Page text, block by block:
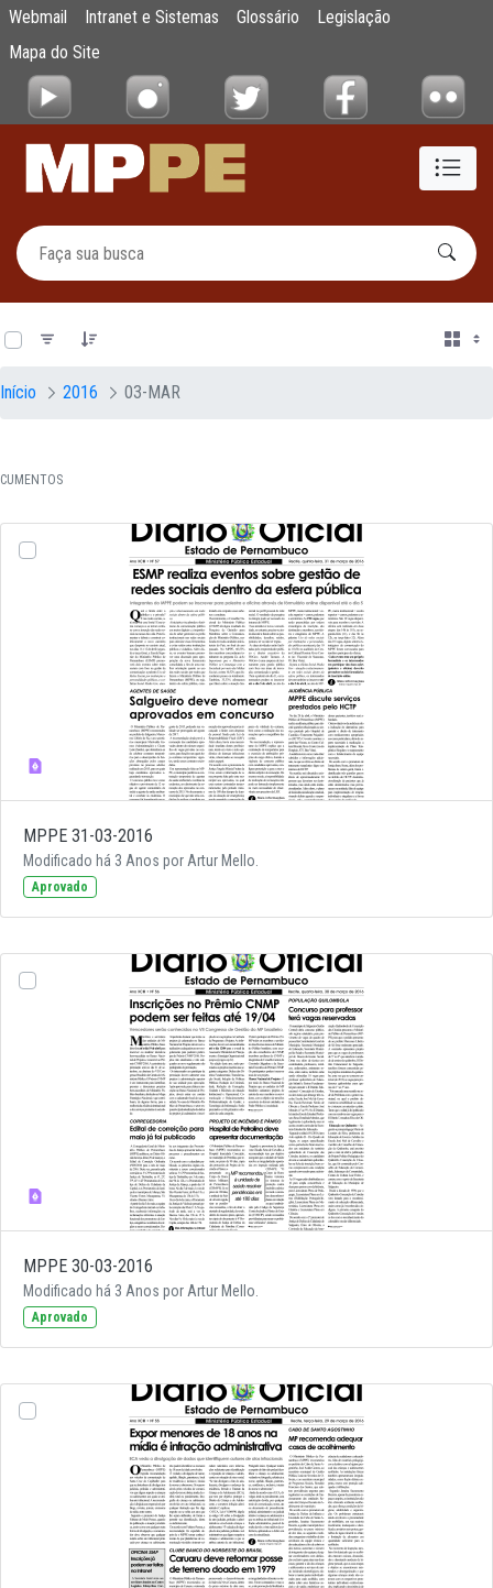
Pular para o Conteúdo principal
Documentos
Webmail Intranet e Sistemas Glossário
Legislação
Mapa do Site
Início 2016 03-MAR
MPPE 31-03-2016
Modificado há 3 Anos por Artur Mello.
Aprovado
MPPE 30-03-2016
Modificado há 3 Anos por Artur Mello.
Aprovado